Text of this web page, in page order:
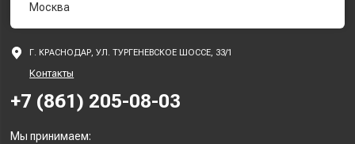
Москва
Г. КРАСНОДАР, УЛ. ТУРГЕНЕВСКОЕ ШОССЕ, 33/1
Контакты
+7 (861) 205-08-03
Мы принимаем: